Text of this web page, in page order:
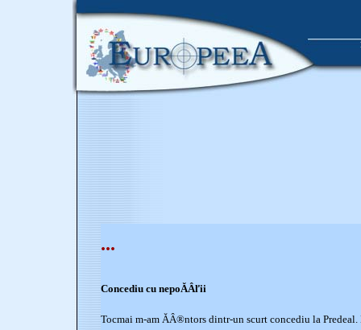
...
Concediu cu nepoĂÂľii
Tocmai m-am ĂÂ®ntors dintr-un scurt concediu la Predeal.